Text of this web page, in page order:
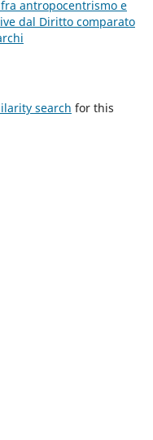
antropocentrismo e
dal Diritto comparato
search for this